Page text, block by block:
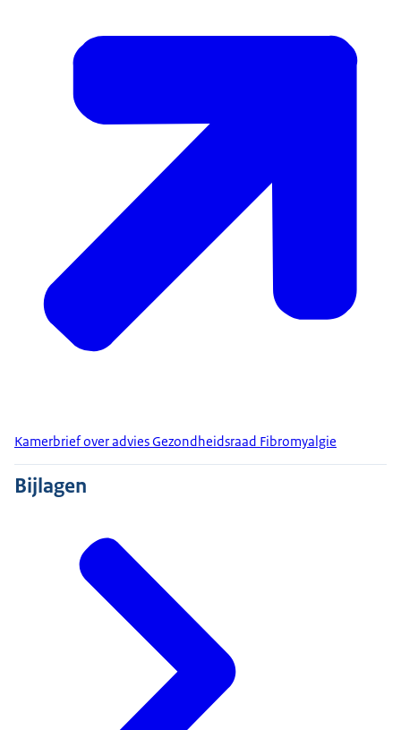
Kamerbrief over advies Gezondheidsraad Fibromyalgie
Bijlagen